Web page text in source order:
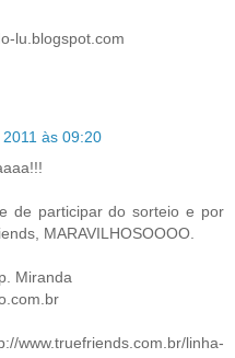
lu.blogspot.com
às 09:20
de participar do sorteio e por
MARAVILHOSOOOO.
Miranda
linha-